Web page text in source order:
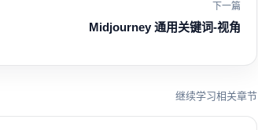
下一篇
Midjourney 通用关键词-视角
继续学习相关章节